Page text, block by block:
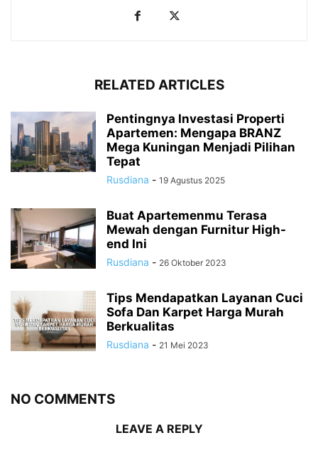
RELATED ARTICLES
Pentingnya Investasi Properti
Apartemen: Mengapa BRANZ
Mega Kuningan Menjadi Pilihan
Tepat
Rusdiana - 19 Agustus 2025
Buat Apartemenmu Terasa
Mewah dengan Furnitur High-
end Ini
Rusdiana - 26 Oktober 2023
Tips Mendapatkan Layanan Cuci
Sofa Dan Karpet Harga Murah
Berkualitas
Rusdiana - 21 Mei 2023
NO COMMENTS
LEAVE A REPLY